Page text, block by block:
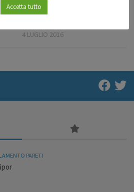
Scatola polistirolo art.70847
4 LUGLIO 2016
PARETI
Accetta tutto